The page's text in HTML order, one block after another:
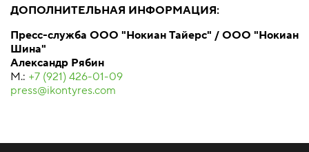
ДОПОЛНИТЕЛЬНАЯ ИНФОРМАЦИЯ:
Пресс-служба ООО "Нокиан Тайерс" / ООО "Нокиан
Шина"
Александр Рябин
М.: +7 (921) 426-01-09
press@ikontyres.com